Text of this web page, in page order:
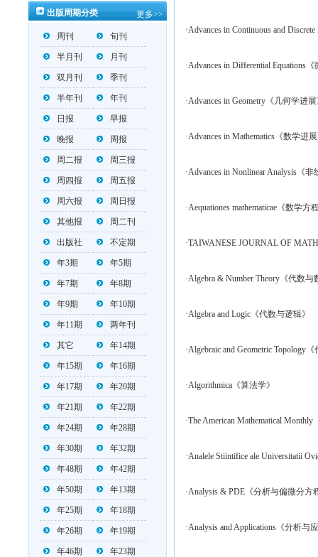
出版周期分类 更多>>
周刊 旬刊
半月刊 月刊
双月刊 季刊
半年刊 年刊
日报 早报
晚报 周报
周二报 周三报
周四报 周五报
周六报 周日报
其他报 周二刊
出版社 不定期
年3期 年5期
年7期 年8期
年9期 年10期
年11期 两年刊
其它 年14期
年15期 年16期
年17期 年20期
年21期 年22期
年24期 年28期
年30期 年32期
年48期 年42期
年50期 年13期
年25期 年18期
年26期 年19期
年46期 年23期
·Advances in Continuous and
·Advances in Differential Equations
·Advances in Geometry《几何学进
·Advances in Mathematics《数学进
·Advances in Nonlinear Analysis《
·Aequationes mathematicae《数学方
·TAIWANESE JOURNAL OF
·Algebra & Number Theory《代数与
·Algebra and Logic《代数与逻辑》
·Algebraic and Geometric Topology
·Algorithmica《算法学》
·The American Mathematical
·Analele Stiintifice ale Universitatii
·Analysis & PDE《分析与偏微分方
·Analysis and Applications《分析与